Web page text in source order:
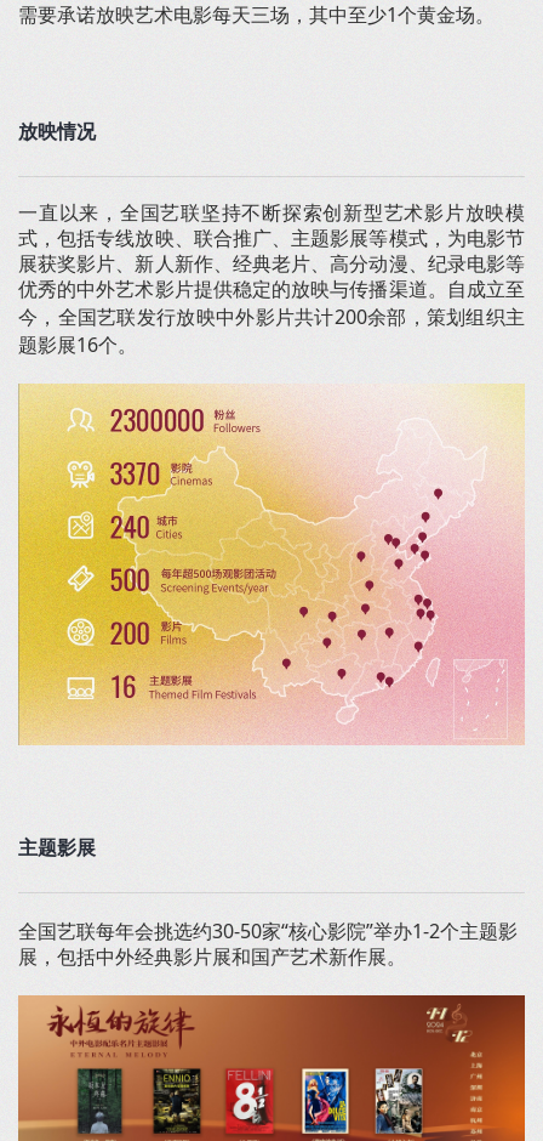
需要承诺放映艺术电影每天三场，其中至少1个黄金场。
放映情况
一直以来，全国艺联坚持不断探索创新型艺术影片放映模
式，包括专线放映、联合推广、主题影展等模式， 为电影节
展获奖影片、新人新作、经典老片、高分动漫、纪录电影等
优秀的中外艺术影片提供稳定的放映与传播渠道。
自成立至
今，全国艺联发行放映中外影片共计200余部，策划组织主
题影展16个。
主题影展
全国艺联每年会挑选约30-50家“核心影院”举办1-2个主题影
展，包括中外经典影片展和国产艺术新作展。